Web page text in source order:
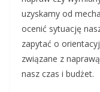
uzyskamy od
ocenić sytuację
zapytać o
związane z
nasz czas i budżet.